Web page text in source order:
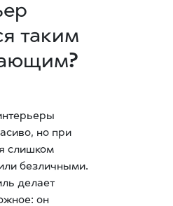
таким
но при
слишком
безличными.
делает
он